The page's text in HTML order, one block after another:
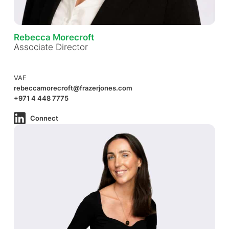
Rebecca Morecroft
Associate Director
VAE
rebeccamorecroft@frazerjones.com
+971 4 448 7775
Connect